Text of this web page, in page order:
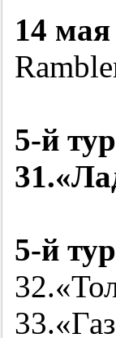
14 мая
5-й
5-й